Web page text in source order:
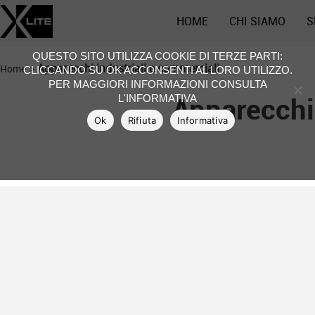
HOME CHI SIAMO
Home>Apparecchi industriali e commerciali
QUESTO SITO UTILIZZA COOKIE DI TERZE PARTI:
CLICCANDO SU OK ACCONSENTI AL LORO UTILIZZO.
PER MAGGIORI INFORMAZIONI CONSULTA
L'INFORMATIVA
Ok Rifiuta Informativa